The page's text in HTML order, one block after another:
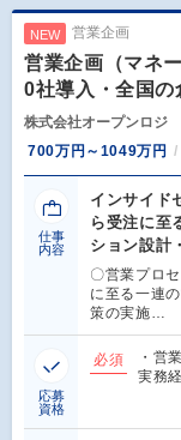
NEW 営業企画
営業企画（マネ
0社導入・全国の
株式会社オープンロジ
700万円～1049万円
仕事
内容
インサイド
ら受注に至
ション設計
〇営業プロ
に至る一連
策の実施…
応募
資格
必須
・営
実務